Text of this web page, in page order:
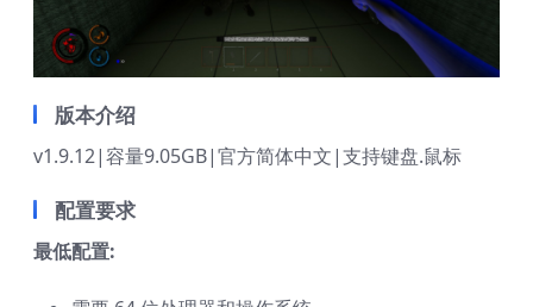
版本介绍
v1.9.12|容量9.05GB|官方简体中文|支持键盘.鼠标
配置要求
最低配置: